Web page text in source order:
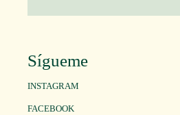
Sígueme
INSTAGRAM
FACEBOOK